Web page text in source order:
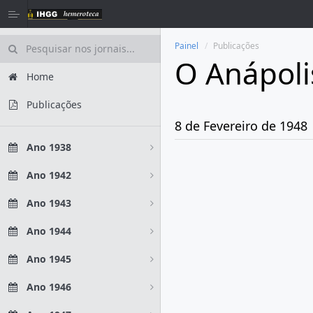
Home
Publicações
Ano 1938
Ano 1942
Ano 1943
Ano 1944
Ano 1945
Ano 1946
Painel Publicações
O
8 de Fevereiro de 1948